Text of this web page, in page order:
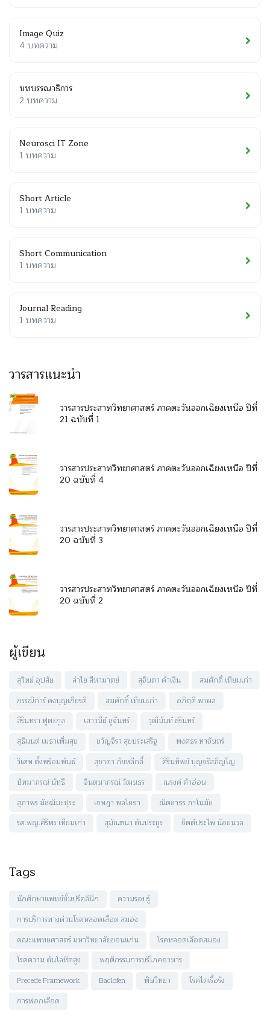
Image Quiz
4 บทความ
บทบรรณาธิการ
2 บทความ
Neurosci IT Zone
1 บทความ
Short Article
1 บทความ
Short Communication
1 บทความ
Journal Reading
1 บทความ
วารสารแนะนำ
วารสารประสาทวิทยาศาสตร์ ภาคตะวันออกเฉียงเหนือ ปีที่
21 ฉบับที่ 1
วารสารประสาทวิทยาศาสตร์ ภาคตะวันออกเฉียงเหนือ ปีที่
20 ฉบับที่ 4
วารสารประสาทวิทยาศาสตร์ ภาคตะวันออกเฉียงเหนือ ปีที่
20 ฉบับที่ 3
วารสารประสาทวิทยาศาสตร์ ภาคตะวันออกเฉียงเหนือ ปีที่
20 ฉบับที่ 2
ผู้เขียน
สุวิทย์ อุปสัย ลำไย สีหามาตย์ สุจินตา คำเงิน
สมศักดิ์ เทียมเก่า
กรรณิการ์ คงบุญเกียรติ
สมศักดิ์ เทียมเก่า
อภิฤดี พาผล
สิรินทรา ฟูตะกูล
เสาวนีย์ ชูจันทร์
วุฒินันท์ ชรินทร์
สุธิมนต์ เมธาเพิ่มสุข
ขวัญจิรา สุขประเสริฐ
พงศธร ทาจันทร์
วิเศษ ตั้งพร้อมพันธ์
สุชาดา ภัยหลีกลี้
ศิรินทิพย์ บุญจรัสภิญโญ
ปัทมาภรณ์ นัทธี
จินตนาภรณ์ วัฒนธร
ณรงค์ คำอ่อน
สุภาพร มัชฌิมะปุระ
เจษฎา พลโยธา
ณิตชาธร ภาโนมัย
รศ.พญ.ศิริพร เทียมเก่า
สุมัณฑนา ตันประยูร จิตต์ประไพ น้อยนวล
Tags
นักศึกษาแพทย์ชั้นปรีคลินิก
ความรอบรู้
การบริการทางด่วนโรคหลอดเลือด สมอง
คณะแพทยศาสตร์ มหาวิทยาลัยขอนแก่น
โรคหลอดเลือดสมอง
โรคความ ดันโลหิตสูง
พฤติกรรมการบริโภคอาหาร
Precede Framework
Baclofen พิษวิทยา
โรคไตเรื้อรัง
การฟอกเลือด